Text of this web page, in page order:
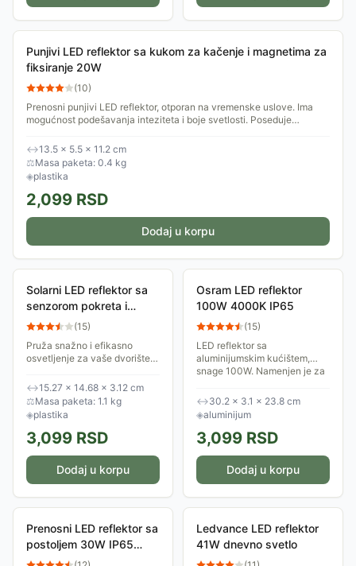
Punjivi LED reflektor sa kukom za kačenje i magnetima za
fiksiranje 20W
(10)
Prenosni punjivi LED reflektor, otporan na vremenske uslove. Ima
mogućnost podešavanja inteziteta i boje svetlosti. Poseduje
↔13.5 × 5.5 × 11.2 cm
⚖Masa paketa: 0.4 kg
◈plastika
2,099 RSD
Dodaj u korpu
Solarni LED reflektor sa
senzorom pokreta i
daljinskim upravljačem
(15)
Pruža snažno i efikasno
osvetljenje za vaše dvorište,
putem solarnog panela koji
puni integrisanu bateriju.
Ugrađeni PIR...
↔15.27 × 14.68 × 3.12 cm
⚖Masa paketa: 1.1 kg
◈plastika
3,099 RSD
Dodaj u korpu
Osram LED reflektor
100W 4000K IP65
(15)
LED reflektor sa
aluminijumskim kućištem,
snage 100W. Namenjen je za
zahvaljujući deklarisanom
IP65 stepenu zaštite. Daje...
↔30.2 × 3.1 × 23.8 cm
◈aluminijum
3,099 RSD
Dodaj u korpu
Prenosni LED reflektor sa
postoljem 30W IP65
PLR-W3/30
Ledvance LED reflektor
41W dnevno svetlo